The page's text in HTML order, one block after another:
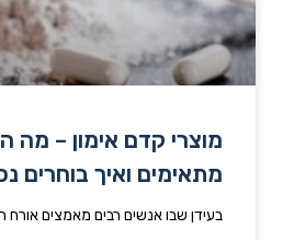
מוצרי קדם אימון – מה
מתאימים ואיך בוחרים
בעידן שבו אנשים רבים מאמצים אורח